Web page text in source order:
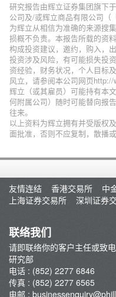
研究报告由辉立证券集团旗下
公司及/或辉立商品有限公司（
为辉立从相信为准确的来源搜
损概不负责。本报告所载的资
构成投资建议，邀约，购入，
投资涉及风险，有可能损失投
资经验，财务状况，个人目标
风立，请参阅本公司网页http://
辉立（或其雇员）可能持有本
何附属公司）随时可能替向报
往来。
以上资料为辉立拥有并受版权
面批准，否则不应复制，散播或
友情连结
香港交易所 中
上海证券交易所
深圳证券
联络我们
请即联络你的客户主任或致电
研究部
电话 : (852) 2277 6846
传真 : (852) 2277 6565
电邮 :